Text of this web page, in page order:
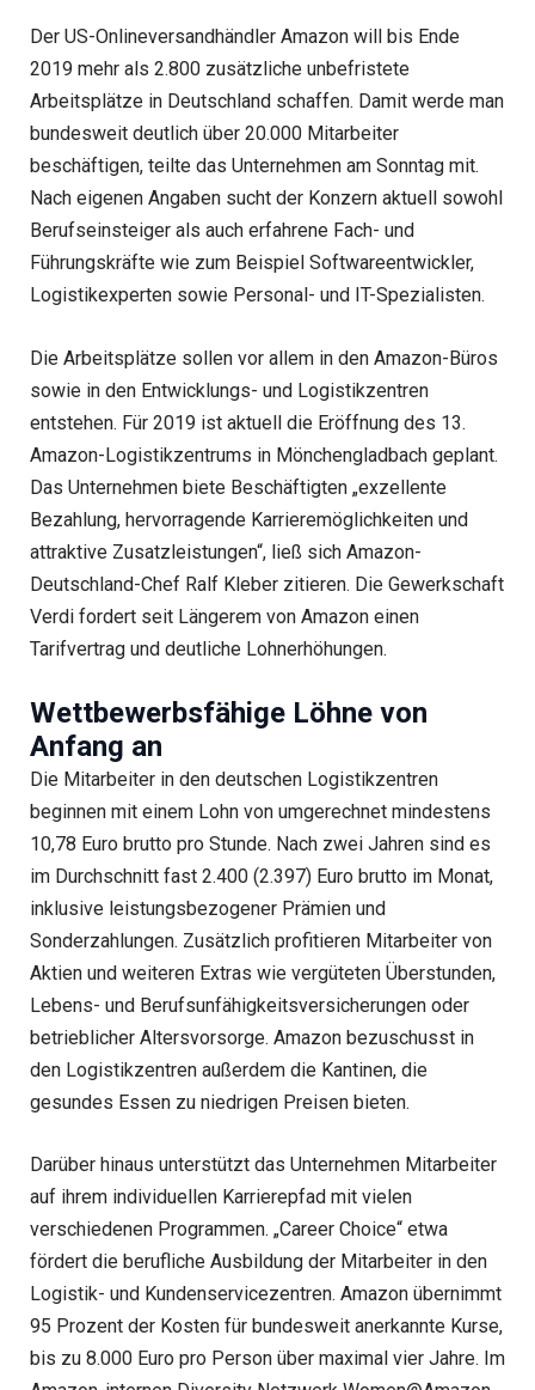
Der US-Onlineversandhändler Amazon will bis Ende
2019 mehr als 2.800 zusätzliche unbefristete
Arbeitsplätze in Deutschland schaffen. Damit werde man
bundesweit deutlich über 20.000 Mitarbeiter
beschäftigen, teilte das Unternehmen am Sonntag mit.
Nach eigenen Angaben sucht der Konzern aktuell sowohl
Berufseinsteiger als auch erfahrene Fach- und
Führungskräfte wie zum Beispiel Softwareentwickler,
Logistikexperten sowie Personal- und IT-Spezialisten.
Die Arbeitsplätze sollen vor allem in den Amazon-Büros
sowie in den Entwicklungs- und Logistikzentren
entstehen. Für 2019 ist aktuell die Eröffnung des 13.
Amazon-Logistikzentrums in Mönchengladbach geplant.
Das Unternehmen biete Beschäftigten „exzellente
Bezahlung, hervorragende Karrieremöglichkeiten und
attraktive Zusatzleistungen“, ließ sich Amazon-
Deutschland-Chef Ralf Kleber zitieren. Die Gewerkschaft
Verdi fordert seit Längerem von Amazon einen
Tarifvertrag und deutliche Lohnerhöhungen.
Wettbewerbsfähige Löhne von
Anfang an
Die Mitarbeiter in den deutschen Logistikzentren
beginnen mit einem Lohn von umgerechnet mindestens
10,78 Euro brutto pro Stunde. Nach zwei Jahren sind es
im Durchschnitt fast 2.400 (2.397) Euro brutto im Monat,
inklusive leistungsbezogener Prämien und
Sonderzahlungen. Zusätzlich profitieren Mitarbeiter von
Aktien und weiteren Extras wie vergüteten Überstunden,
Lebens- und Berufsunfähigkeitsversicherungen oder
betrieblicher Altersvorsorge. Amazon bezuschusst in
den Logistikzentren außerdem die Kantinen, die
gesundes Essen zu niedrigen Preisen bieten.
Darüber hinaus unterstützt das Unternehmen Mitarbeiter
auf ihrem individuellen Karrierepfad mit vielen
verschiedenen Programmen. „Career Choice“ etwa
fördert die berufliche Ausbildung der Mitarbeiter in den
Logistik- und Kundenservicezentren. Amazon übernimmt
95 Prozent der Kosten für bundesweit anerkannte Kurse,
bis zu 8.000 Euro pro Person über maximal vier Jahre. Im